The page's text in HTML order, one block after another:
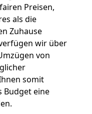
Preisen,
als die
Zuhause
wir über
von
somit
Budget eine